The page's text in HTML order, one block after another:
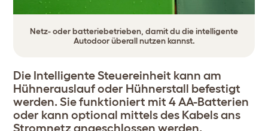
Netz- oder batteriebetrieben, damit du die intelligente
Autodoor überall nutzen kannst.
Die Intelligente Steuereinheit kann am
Hühnerauslauf oder Hühnerstall befestigt
werden. Sie funktioniert mit 4 AA-Batterien
oder kann optional mittels des Kabels ans
Stromnetz angeschlossen werden.